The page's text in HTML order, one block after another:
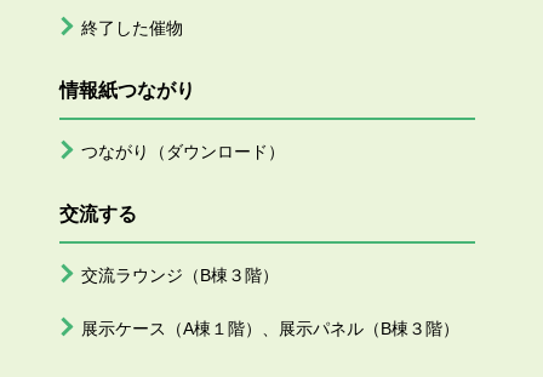
終了した催物
情報紙つながり
つながり（ダウンロード）
交流する
交流ラウンジ（B棟３階）
展示ケース（A棟１階）、展示パネル（B棟３階）